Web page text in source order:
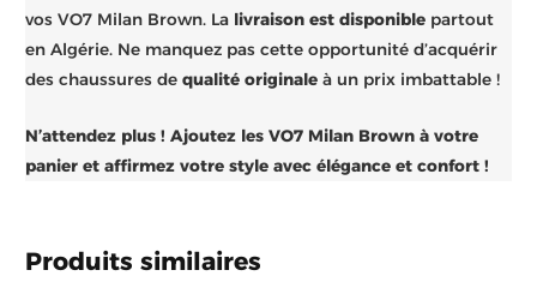
vos VO7 Milan Brown. La livraison est disponible partout
en Algérie. Ne manquez pas cette opportunité d’acquérir
des chaussures dequalité originale à un prix imbattable !
N’attendez plus ! Ajoutez les VO7 Milan Brown à votre
panier et affirmez votre style avec élégance et confort !
Produits similaires